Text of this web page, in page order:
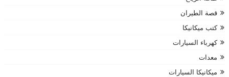
قصة الطيران
كتب ميكانيكا
كهرباء السيارات
معدات
ميكانيكا السيارات